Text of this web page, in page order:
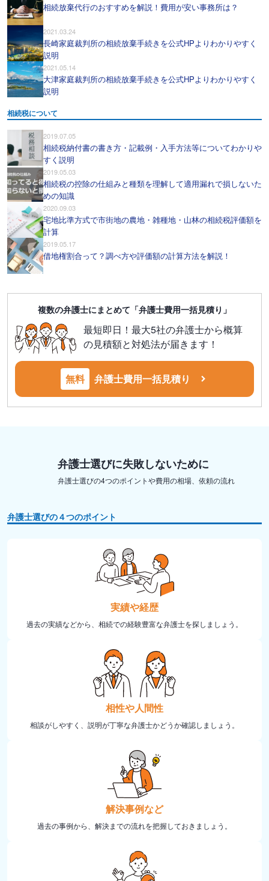
相続放棄代行のおすすめを解説！費用が安い事務所は？
2021.03.24
長崎家庭裁判所の相続放棄手続きを公式HPよりわかりやすく
説明
2021.05.14
大津家庭裁判所の相続放棄手続きを公式HPよりわかりやすく
説明
相続税について
2019.07.05
相続税納付書の書き方・記載例・入手方法等についてわかりや
すく説明
2019.05.03
相続税の控除の仕組みと種類を理解して適用漏れで損しないた
めの知識
2020.09.03
宅地比準方式で市街地の農地・雑種地・山林の相続税評価額を
計算
2019.05.17
借地権割合って？調べ方や評価額の計算方法を解説！
複数の弁護士にまとめて「弁護士費用一括見積り」
最短即日！最大5社の弁護士から概算
の見積額と対処法が届きます！
無料 弁護士費用一括見積り
弁護士選びに失敗しないために
弁護士選びの4つのポイントや費用の相場、依頼の流れ
弁護士選びの４つのポイント
実績や経歴
過去の実績などから、相続での経験豊富な弁護士を探しましょう。
相性や人間性
相談がしやすく、説明が丁寧な弁護士かどうか確認しましょう。
解決事例など
過去の事例から、解決までの流れを把握しておきましょう。